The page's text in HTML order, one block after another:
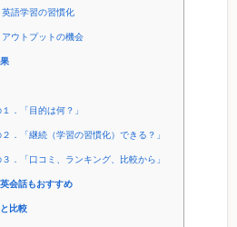
語学習の習慣化
ウトプットの機会
．「目的は何？」
．「継続（学習の習慣化）できる？」
．「口コミ、ランキング、比較から」
会話もおすすめ
比較